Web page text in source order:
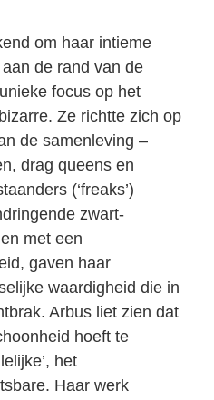
om haar intieme
de rand van de
focus op het
Ze richtte zich op
de samenleving –
drag queens en
(‘freaks’)
zwart-
met een
gaven haar
waardigheid die in
Arbus liet zien dat
hoeft te
het
Haar werk